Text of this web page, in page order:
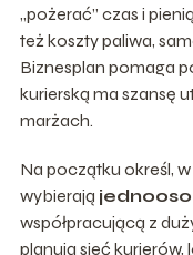
„pożerać” czas i
też koszty paliwa,
Biznesplan pomaga
kurierską ma szansę
marżach.
Na początku określ,
wybierają
współpracującą z
planują sieć kurierów,